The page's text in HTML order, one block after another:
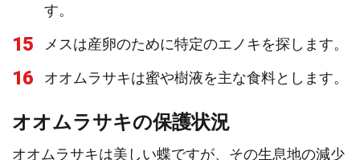
す。
15 メスは産卵のために特定のエノキを探します。
16 オオムラサキは蜜や樹液を主な食料とします。
オオムラサキの保護状況
オオムラサキは美しい蝶ですが、その生息地の減少